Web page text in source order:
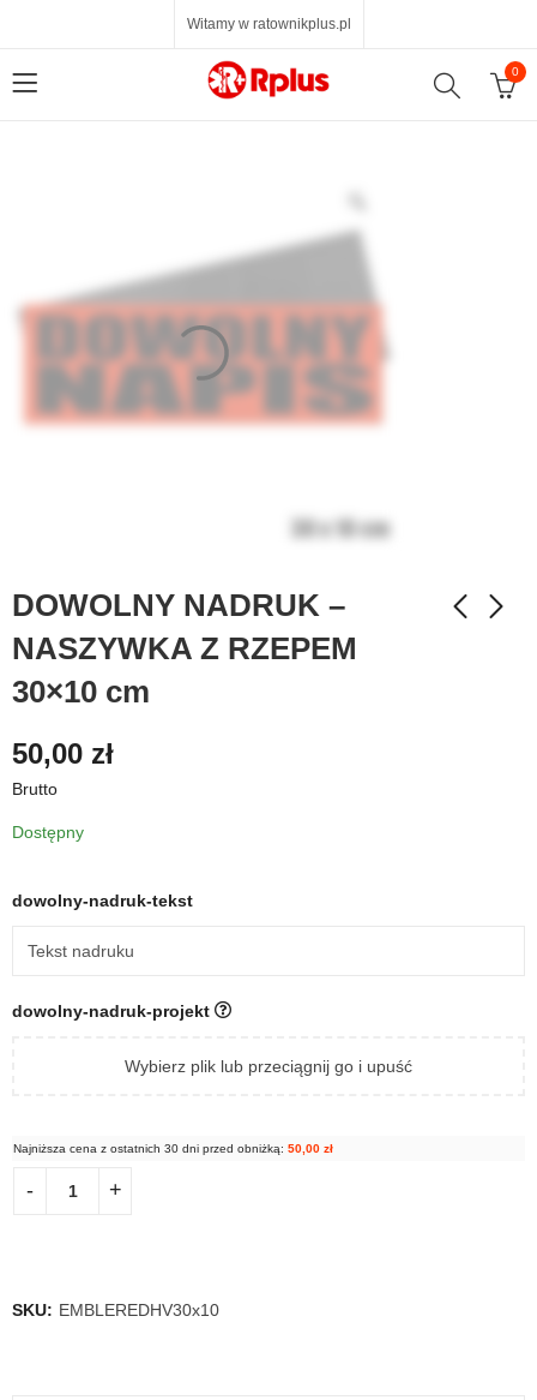
Witamy w ratownikplus.pl
0
DOWOLNY NADRUK –
NASZYWKA Z RZEPEM
30×10 cm
50,00 zł
Brutto
Dostępny
dowolny-nadruk-tekst
dowolny-nadruk-projekt
Wybierz plik lub przeciągnij go i upuść
Najniższa cena z ostatnich 30 dni przed obniżką: 50,00 zł
SKU: EMBLEREDHV30x10